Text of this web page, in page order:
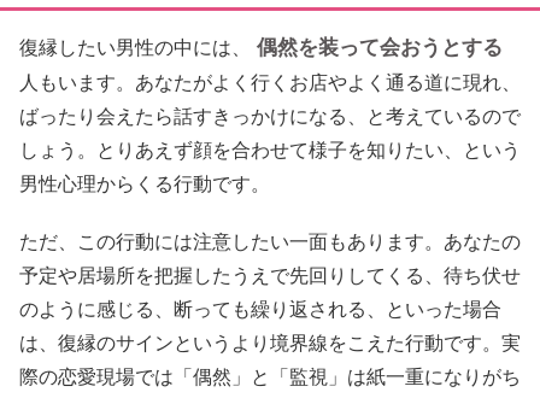
復縁したい男性の中には、 偶然を装って会おうとする
人もいます。あなたがよく行くお店やよく通る道に現れ、
ばったり会えたら話すきっかけになる、と考えているので
しょう。とりあえず顔を合わせて様子を知りたい、という
男性心理からくる行動です。
ただ、この行動には注意したい一面もあります。あなたの
予定や居場所を把握したうえで先回りしてくる、待ち伏せ
のように感じる、断っても繰り返される、といった場合
は、復縁のサインというより境界線をこえた行動です。実
際の恋愛現場では「偶然」と「監視」は紙一重になりがち